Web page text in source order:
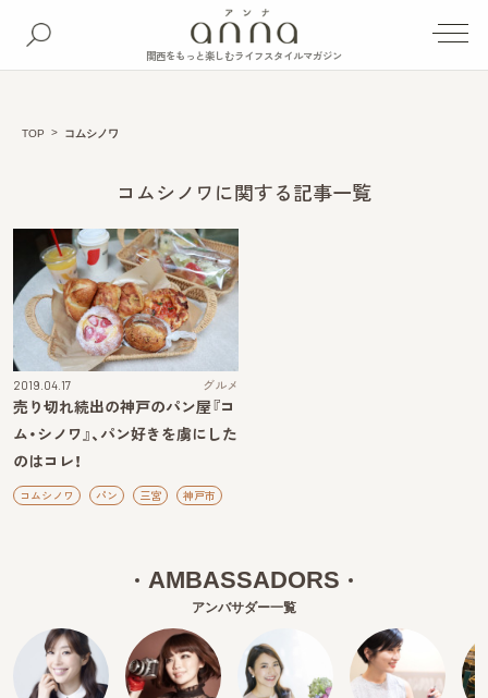
関西をもっと楽しむライフスタイルマガジン
TOP コムシノワ
コムシノワに関する記事一覧
2019.04.17 グルメ
売り切れ続出の神戸のパン屋『コ
ム・シノワ』、パン好きを虜にした
のはコレ！
コムシノワ パン 三宮 神戸市
AMBASSADORS
アンバサダー一覧